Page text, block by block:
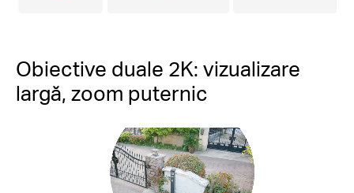
Obiective duale 2K: vizualizare
largă, zoom puternic